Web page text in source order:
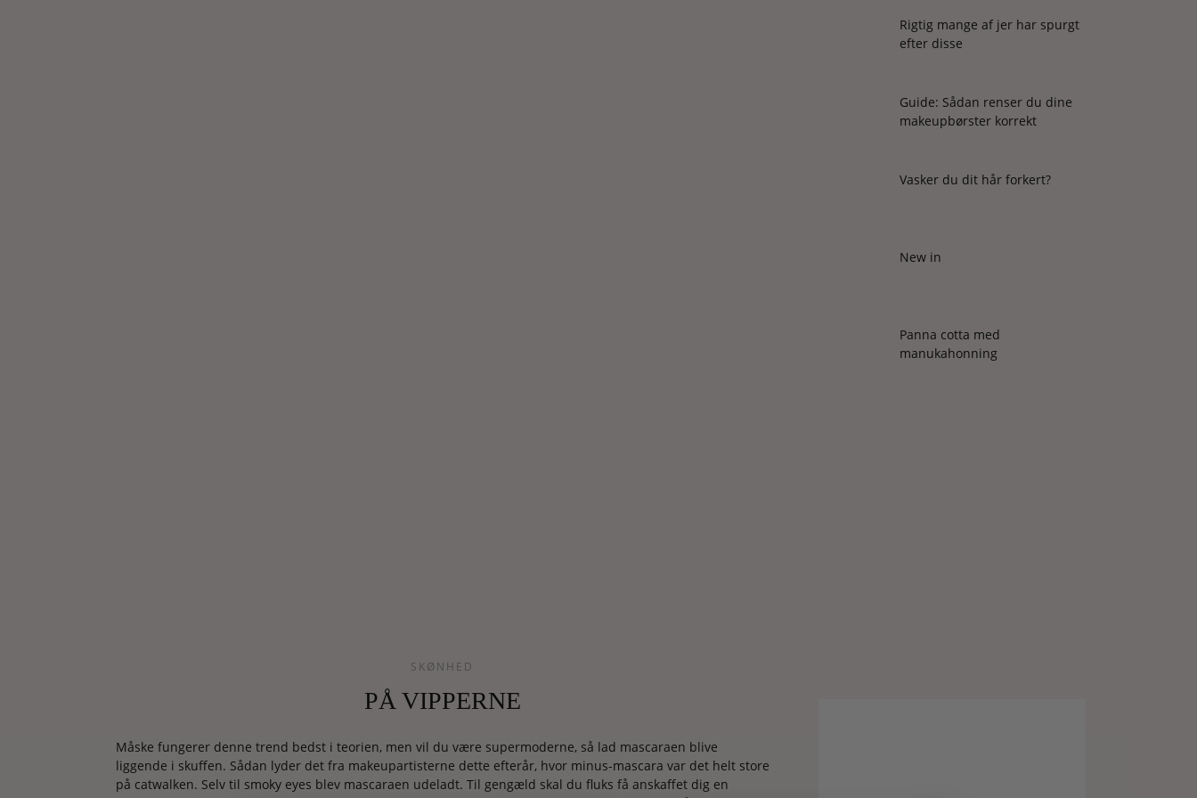
SKØNHED
PÅ VIPPERNE
Måske fungerer denne trend bedst i teorien, men vil du være supermoderne, så lad mascaraen blive
liggende i skuffen. Sådan lyder det fra makeupartisterne dette efterår, hvor minus-mascara var det helt store
på catwalken. Selv til smoky eyes blev mascaraen udeladt. Til gengæld skal du fluks få anskaffet dig en
Rigtig mange af jer har spurgt
efter disse
Guide: Sådan renser du dine
makeupbørster korrekt
Vasker du dit hår forkert?
New in
Panna cotta med
manukahonning